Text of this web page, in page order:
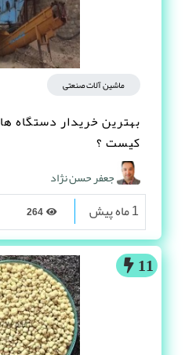
ماشین آلات صنعتی
بهترین خریدار
کیست ؟
جعفر حسن نژاد
1 ماه پیش
11